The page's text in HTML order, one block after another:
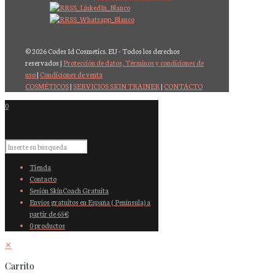
© 2026 Codes Id Cosmetics. EU - Todos los derechos
reservados | Protección de datos, Términos y condiciones de
uso| Condiciones de venta
COSMÉTICOS| SERVICIOS SKIN TRAINER| CONTACTO
0
Tienda
Contacto
Sesión SkinCoach Gratuita
Envíos gratuitos en España ( Península) a
partir de 65€
0 productos
✕
Carrito